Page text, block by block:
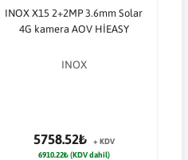
INOX X15 2+2MP 3.6mm Solar
4G kamera AOV HİEASY
INOX
5758.52₺
+ KDV
6910.22₺ (KDV dahil)